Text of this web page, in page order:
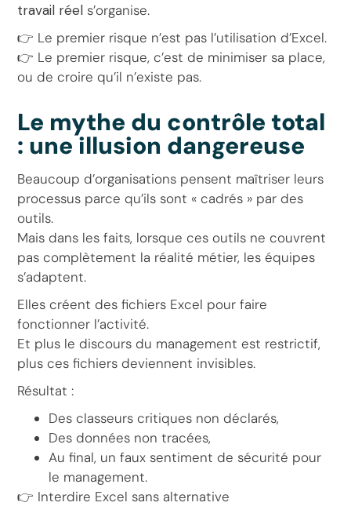
travail réel s’organise.
👉 Le premier risque n’est pas l’utilisation d’Excel.
👉 Le premier risque, c’est de minimiser sa place,
ou de croire qu’il n’existe pas.
Le mythe du contrôle total
: une illusion dangereuse
Beaucoup d’organisations pensent maîtriser leurs
processus parce qu’ils sont « cadrés » par des
outils.
Mais dans les faits, lorsque ces outils ne couvrent
pas complètement la réalité métier, les équipes
s’adaptent.
Elles créent des fichiers Excel pour faire
fonctionner l’activité.
Et plus le discours du management est restrictif,
plus ces fichiers deviennent invisibles.
Résultat :
Des classeurs critiques non déclarés,
Des données non tracées,
Au final, un faux sentiment de sécurité pour
le management.
👉 Interdire Excel sans alternative